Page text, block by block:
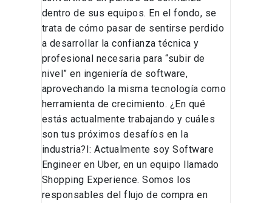
dentro de sus equipos. En el fondo, se
trata de cómo pasar de sentirse perdido
a desarrollar la confianza técnica y
profesional necesaria para “subir de
nivel” en ingeniería de software,
aprovechando la misma tecnología como
herramienta de crecimiento. ¿En qué
estás actualmente trabajando y cuáles
son tus próximos desafíos en la
industria?I: Actualmente soy Software
Engineer en Uber, en un equipo llamado
Shopping Experience. Somos los
responsables del flujo de compra en